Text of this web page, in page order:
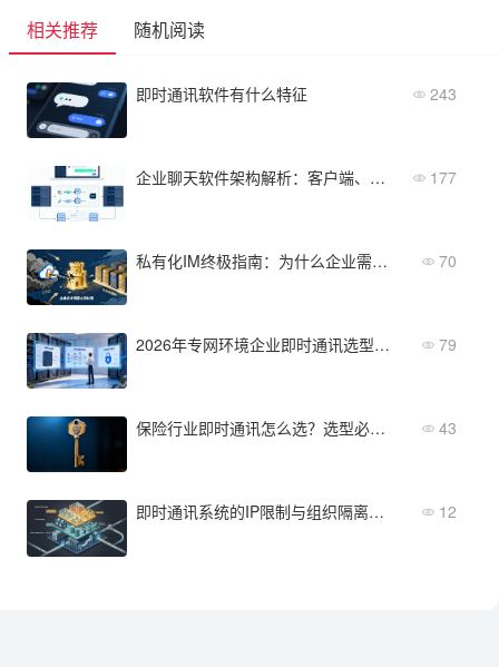
相关推荐 随机阅读
即时通讯软件有什么特征 243
企业聊天软件架构解析：客户端、服务端、数据库设计 177
私有化IM终极指南：为什么企业需要从公有云迁移？ 70
2026年专网环境企业即时通讯选型：三家主流方案的部署与运维差异 79
保险行业即时通讯怎么选？选型必看的3个评估维度 43
即时通讯系统的IP限制与组织隔离，多层级安全怎么管 12